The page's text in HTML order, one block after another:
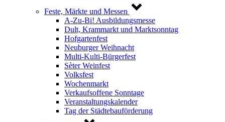
Feste, Märkte und Messen
A-Zu-Bi! Ausbildungsmesse
Dult, Krammarkt und Marktsonntag
Hofgartenfest
Neuburger Weihnacht
Multi-Kulti-Bürgerfest
Sèter Weinfest
Volksfest
Wochenmarkt
Verkaufsoffene Sonntage
Veranstaltungskalender
Tag der Städtebauförderung